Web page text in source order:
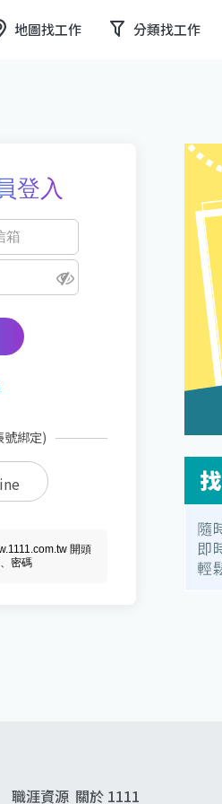
地圖找工作 分類找工作
登入
號綁定)
開頭
密碼
職涯資源 關於 1111